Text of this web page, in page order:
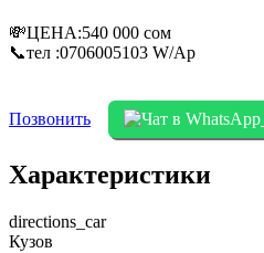
💸ЦЕНА:540 000 сом
📞тел :0706005103 W/Ap
Позвонить
Характеристики
directions_car
Кузов